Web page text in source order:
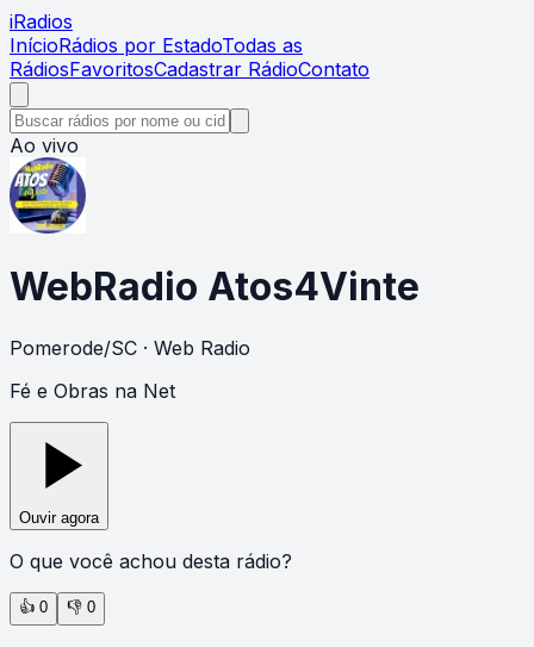
iRadios
InícioRádios por EstadoTodas as
RádiosFavoritosCadastrar RádioContato
Ao vivo
WebRadio Atos4Vinte
Pomerode/SC · Web Radio
Fé e Obras na Net
Ouvir agora
O que você achou desta rádio?
👍 0 👎 0